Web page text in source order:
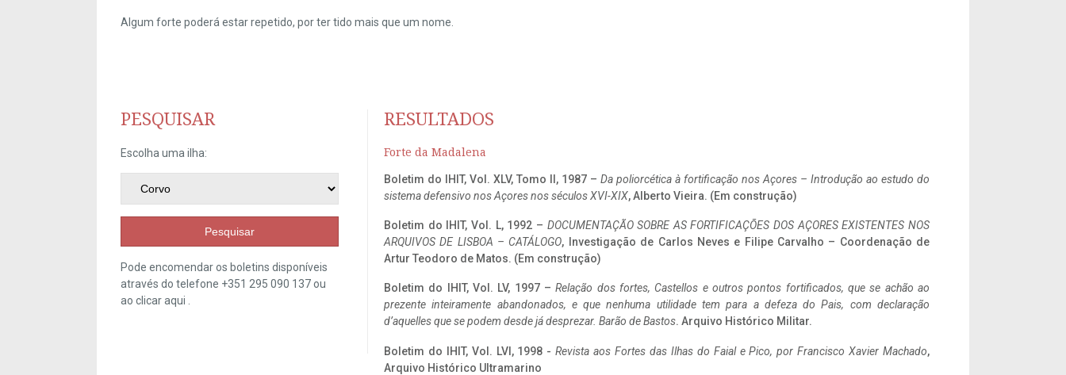
Algum forte poderá estar repetido, por ter tido mais que um nome.
PESQUISAR
Escolha uma ilha:
Pesquisar
Pode encomendar os boletins disponíveis
através do telefone +351 295 090 137 ou
ao clicaraqui
RESULTADOS
Forte da Madalena
Boletim do IHIT, Vol. XLV, Tomo II, 1987 – Da poliorcética à fortificação nos Açores – Introdução ao estudo do
sistema defensivo nos Açores nos séculos XVI-XIX, Alberto Vieira. (Em construção)
Boletim do IHIT, Vol. L, 1992 – DOCUMENTAÇÃO SOBRE AS FORTIFICAÇÕES DOS AÇORES EXISTENTES NOS
ARQUIVOS DE LISBOA – CATÁLOGO, Investigação de Carlos Neves e Filipe Carvalho – Coordenação de
Artur Teodoro de Matos. (Em construção)
Boletim do IHIT, Vol. LV, 1997 –Relação dos fortes, Castellos e outros pontos fortificados, que se achão ao
prezente inteiramente abandonados, e que nenhuma utilidade tem para a defeza do Pais, com declaração
d’aquelles que se podem desde já desprezar. Barão de Bastos. Arquivo Histórico Militar.
Boletim do IHIT, Vol. LVI, 1998 -Revista aos Fortes das Ilhas do Faial e Pico, por Francisco Xavier Machado,
Arquivo Histórico Ultramarino